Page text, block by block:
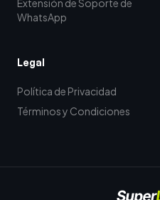
Extensión de Soporte de
WhatsApp
Legal
Política de Privacidad
Términos y Condiciones